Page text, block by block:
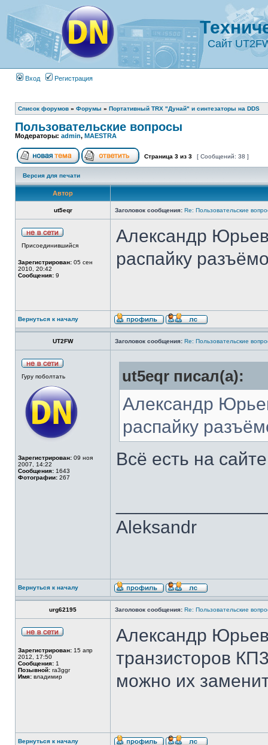
Сайт
Вход Регистрация
Список форумов » Форумы » Портативный TRX "Дунай" и синтезаторы на DDS
Пользовательские вопросы
Модераторы: admin, MAESTRA
Страница 3 из 3 [ Сообщений: 38 ]
Версия для печати
Автор
ut5eqr Заголовок сообщения: Re: Пользовательские
Присоединившийся
Зарегистрирован: 05 сен
2010, 20:42
Сообщения: 9
Александр
распайку
Вернуться к началу
UT2FW Заголовок сообщения: Re: Пользовательские
Гуру поболтать
Зарегистрирован: 09 ноя
2007, 14:22
Сообщения: 1643
Фотографии: 267
ut5eqr писал(а):
Александр
распайку
Всё есть на
Aleksandr
Вернуться к началу
urg62195 Заголовок сообщения: Re: Пользовательские
Зарегистрирован: 15 апр
2012, 17:50
Сообщения: 1
Позывной: ra3ggr
Имя: владимир
Александр
транзисторов
можно их
Вернуться к началу